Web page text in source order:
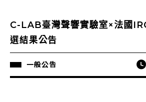
C-LAB臺灣聲響實驗室×法國
選結果公告
一般公告